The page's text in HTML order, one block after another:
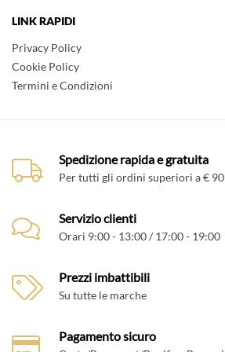
LINK RAPIDI
Privacy Policy
Cookie Policy
Termini e Condizioni
Spedizione rapida e gratuita
Per tutti gli ordini superiori a € 90
Servizio clienti
Orari 9:00 - 13:00 / 17:00 - 19:00
Prezzi imbattibili
Su tutte le marche
Pagamento sicuro